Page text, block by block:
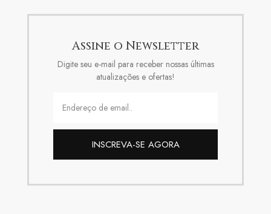
Assine o Newsletter
Digite seu e-mail para receber nossas últimas
atualizações e ofertas!
INSCREVA-SE AGORA